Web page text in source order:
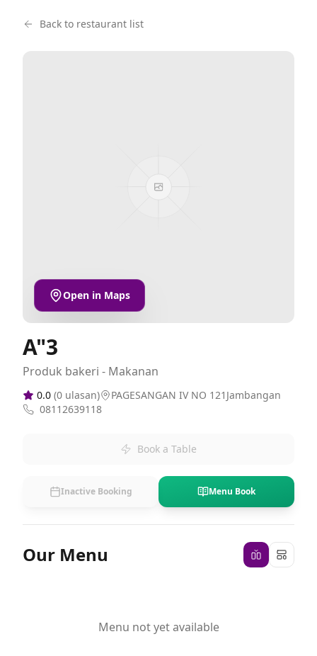
Back to restaurant list
Open in Maps
A"3
Produk bakeri - Makanan
0.0 (0 ulasan)
PAGESANGAN IV NO 121Jambangan
08112639118
Book a Table
Inactive Booking Menu Book
Our Menu
Menu not yet available